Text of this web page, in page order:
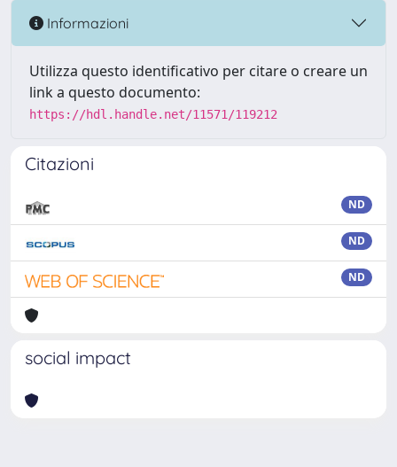
Informazioni
Utilizza questo identificativo per citare o creare un
link a questo documento:
https://hdl.handle.net/11571/119212
Citazioni
ND
ND
ND
social impact